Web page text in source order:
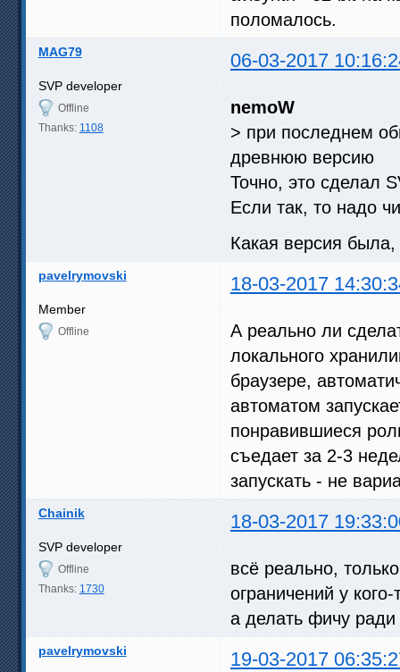
поломалось.
MAG79 06-03-2017
SVP developer
Offline
Thanks: 1108
nemoW
> при последнем
древнюю версию
Точно, это сделал
Если так, то надо
Какая версия была,
pavelrymovski 18-03-2017
Member
Offline
А реально ли
локального
браузере,
автоматом
понравившиеся
съедает за 2-3
запускать - не
Chainik 18-03-2017
SVP developer
Offline
Thanks: 1730
всё реально,
ограничений у
а делать фичу ради
pavelrymovski 19-03-2017